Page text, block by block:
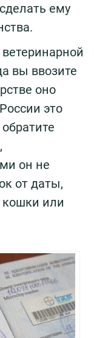
ему
вы ввозите
оно
это
он не
от даты,
кошки или